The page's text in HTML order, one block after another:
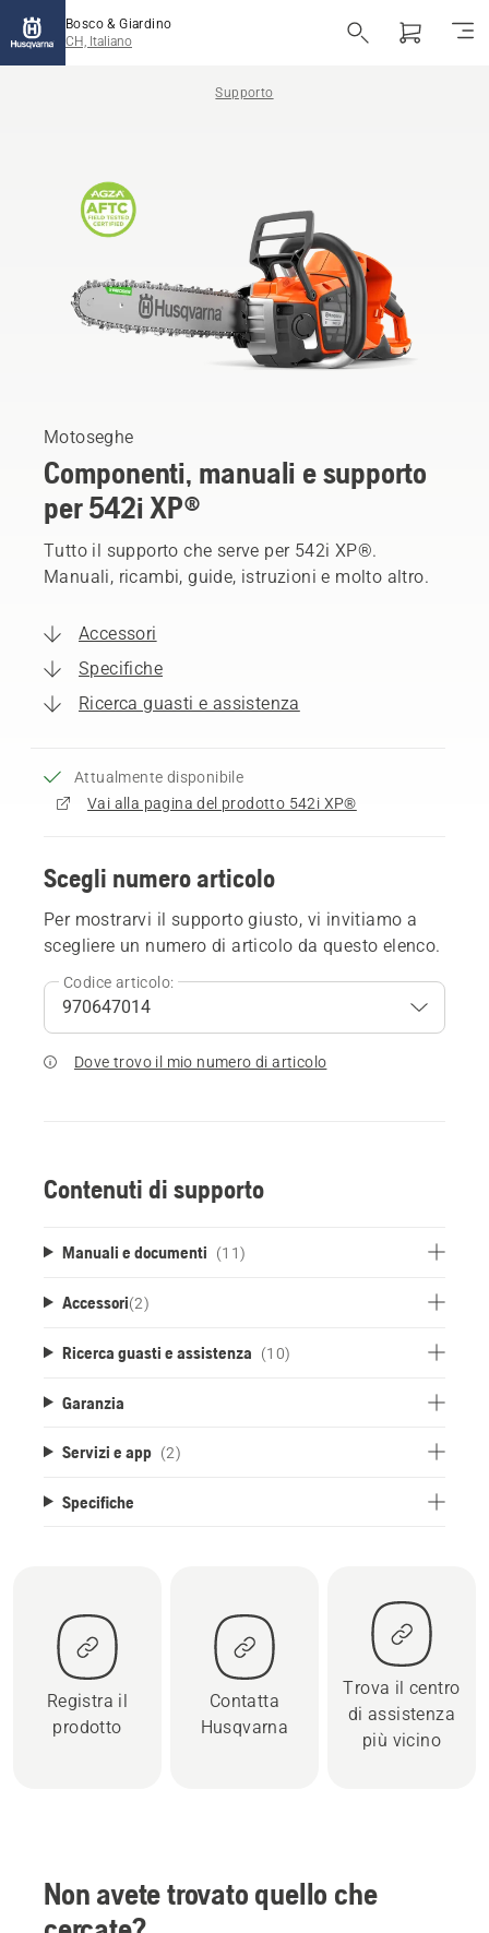
Bosco & Giardino
CH, Italiano
Supporto
Motoseghe
Componenti, manuali e supporto
per 542i XP®
Tutto il supporto che serve per 542i XP®.
Manuali, ricambi, guide, istruzioni e molto altro.
Accessori
Specifiche
Ricerca guasti e assistenza
Attualmente disponibile
Vai alla pagina del prodotto 542i XP®
Scegli numero articolo
Per mostrarvi il supporto giusto, vi invitiamo a
scegliere un numero di articolo da questo elenco.
Codice articolo:
Dove trovo il mio numero di articolo
Contenuti di supporto
Manuali e documenti (11)
Accessori(2)
Ricerca guasti e assistenza (10)
Garanzia
Servizi e app (2)
Specifiche
Registra il
prodotto
Contatta
Husqvarna
Trova il centro
di assistenza
più vicino
Non avete trovato quello che